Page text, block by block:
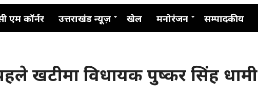
एम कॉर्नर उत्तराखंड न्यूज़ खेल मनोरंजन सम्पादकीय
खटीमा विधायक पुष्कर सिंह धामी